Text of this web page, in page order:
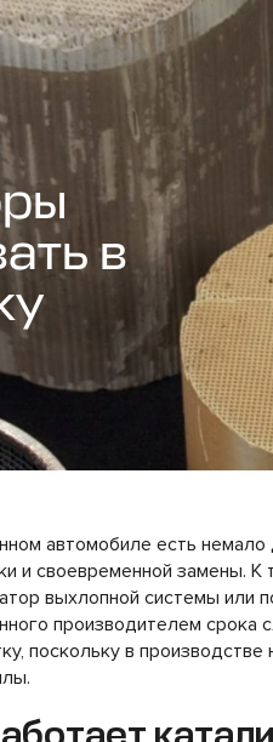
в
автомобиле есть
и своевременной замены.
выхлопной системы или
производителем
поскольку в